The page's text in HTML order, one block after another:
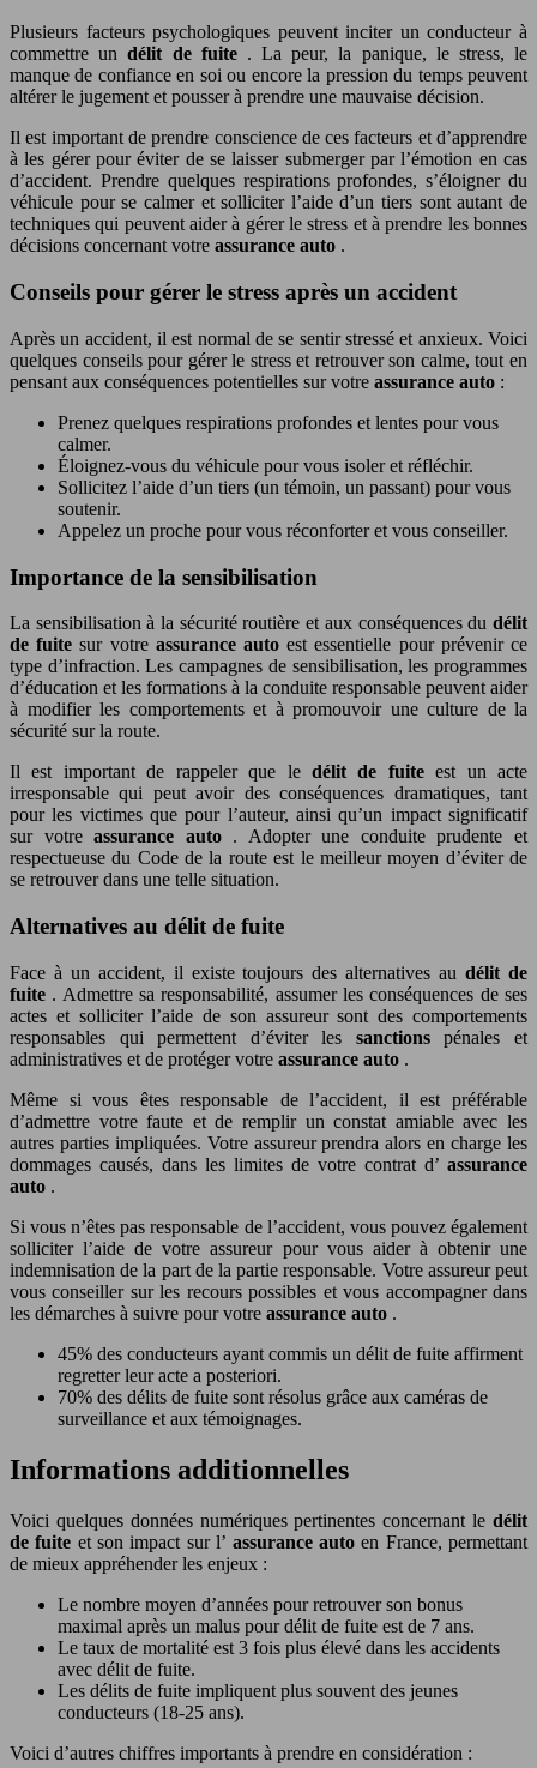
Plusieurs facteurs psychologiques peuvent inciter un conducteur à
commettre undélit de fuite . La peur, la panique, le stress, le
manque de confiance en soi ou encore la pression du temps peuvent
altérer le jugement et pousser à prendre une mauvaise décision.
Il est important de prendre conscience de ces facteurs et d’apprendre
à les gérer pour éviter de se laisser submerger par l’émotion en cas
d’accident. Prendre quelques respirations profondes, s’éloigner du
véhicule pour se calmer et solliciter l’aide d’un tiers sont autant de
techniques qui peuvent aider à gérer le stress et à prendre les bonnes
décisions concernant votre assurance auto .
Conseils pour gérer le stress après un accident
Après un accident, il est normal de se sentir stressé et anxieux. Voici
quelques conseils pour gérer le stress et retrouver son calme, tout en
pensant aux conséquences potentielles sur votre assurance auto :
Prenez quelques respirations profondes et lentes pour vous
calmer.
Éloignez-vous du véhicule pour vous isoler et réfléchir.
Sollicitez l’aide d’un tiers (un témoin, un passant) pour vous
soutenir.
Appelez un proche pour vous réconforter et vous conseiller.
Importance de la sensibilisation
La sensibilisation à la sécurité routière et aux conséquences du délit
de fuitesur votre assurance autoest essentielle pour prévenir ce
type d’infraction. Les campagnes de sensibilisation, les programmes
d’éducation et les formations à la conduite responsable peuvent aider
à modifier les comportements et à promouvoir une culture de la
sécurité sur la route.
Il est important de rappeler que le délit de fuiteest un acte
irresponsable qui peut avoir des conséquences dramatiques, tant
pour les victimes que pour l’auteur, ainsi qu’un impact significatif
sur votreassurance auto . Adopter une conduite prudente et
respectueuse du Code de la route est le meilleur moyen d’éviter de
se retrouver dans une telle situation.
Alternatives au délit de fuite
Face à un accident, il existe toujours des alternatives audélit de
fuite . Admettre sa responsabilité, assumer les conséquences de ses
actes et solliciter l’aide de son assureur sont des comportements
responsables qui permettent d’éviter les sanctionspénales et
administratives et de protéger votre assurance auto .
Même si vous êtes responsable de l’accident, il est préférable
d’admettre votre faute et de remplir un constat amiable avec les
autres parties impliquées. Votre assureur prendra alors en charge les
dommages causés, dans les limites de votre contrat d’ assurance
auto .
Si vous n’êtes pas responsable de l’accident, vous pouvez également
solliciter l’aide de votre assureur pour vous aider à obtenir une
indemnisation de la part de la partie responsable. Votre assureur peut
vous conseiller sur les recours possibles et vous accompagner dans
les démarches à suivre pour votre assurance auto .
45% des conducteurs ayant commis un délit de fuite affirment
regretter leur acte a posteriori.
70% des délits de fuite sont résolus grâce aux caméras de
surveillance et aux témoignages.
Informations additionnelles
Voici quelques données numériques pertinentes concernant le délit
de fuite et son impact sur l’ assurance autoen France, permettant
de mieux appréhender les enjeux :
Le nombre moyen d’années pour retrouver son bonus
maximal après un malus pour délit de fuite est de 7 ans.
Le taux de mortalité est 3 fois plus élevé dans les accidents
avec délit de fuite.
Les délits de fuite impliquent plus souvent des jeunes
conducteurs (18-25 ans).
Voici d’autres chiffres importants à prendre en considération :